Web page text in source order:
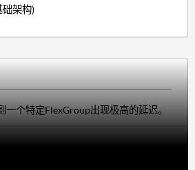
础架构)
一个特定FlexGroup出现极高的延迟。